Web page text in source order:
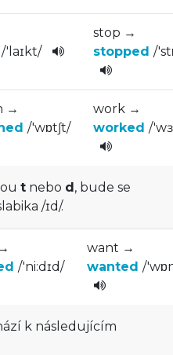
/'laɪkt/
stop →
stopped /
→
/'wɒtʃt/­
work →
worked /
t nebo d, bude se
/ɪd/.
/'ni:dɪd/­
want →
wanted /
k následujícím